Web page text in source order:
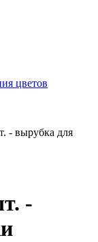
цветов
- вырубка для
-